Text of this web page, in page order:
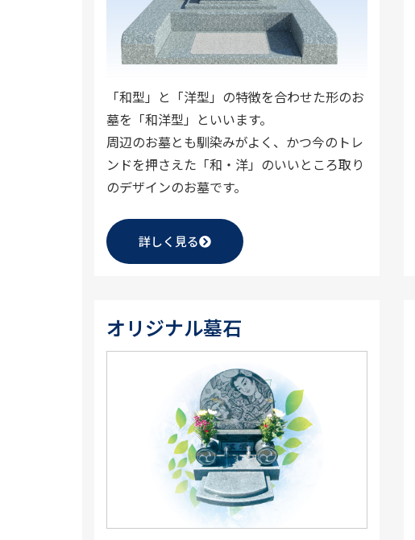
「和型」と「洋型」の特徴を合わせた形のお
墓を「和洋型」といいます。
周辺のお墓とも馴染みがよく、かつ今のトレ
ンドを押さえた「和・洋」のいいところ取り
のデザインのお墓です。
詳しく見る
オリジナル墓石